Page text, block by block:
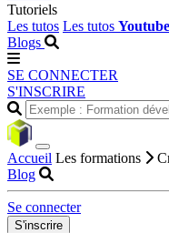
Tutoriels
Les tutos Les tutos Youtube
Blogs
SE CONNECTER
S'INSCRIRE
Accueil Les formations
Blog
Se connecter
S'inscrire